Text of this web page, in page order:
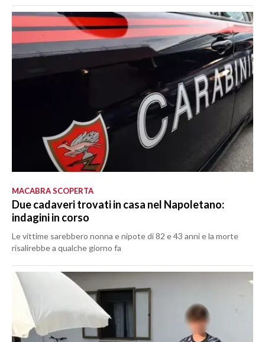
MACABRA SCOPERTA
Due cadaveri trovati in casa nel Napoletano:
indagini in corso
Le vittime sarebbero nonna e nipote di 82 e 43 anni e la morte
risalirebbe a qualche giorno fa